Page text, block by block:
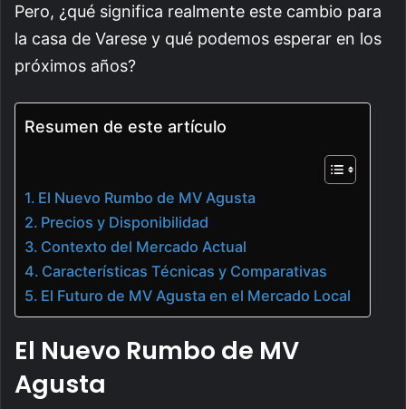
Pero, ¿qué significa realmente este cambio para
la casa de Varese y qué podemos esperar en los
próximos años?
Resumen de este artículo
El Nuevo Rumbo de MV Agusta
Precios y Disponibilidad
Contexto del Mercado Actual
Características Técnicas y Comparativas
El Futuro de MV Agusta en el Mercado Local
El Nuevo Rumbo de MV
Agusta